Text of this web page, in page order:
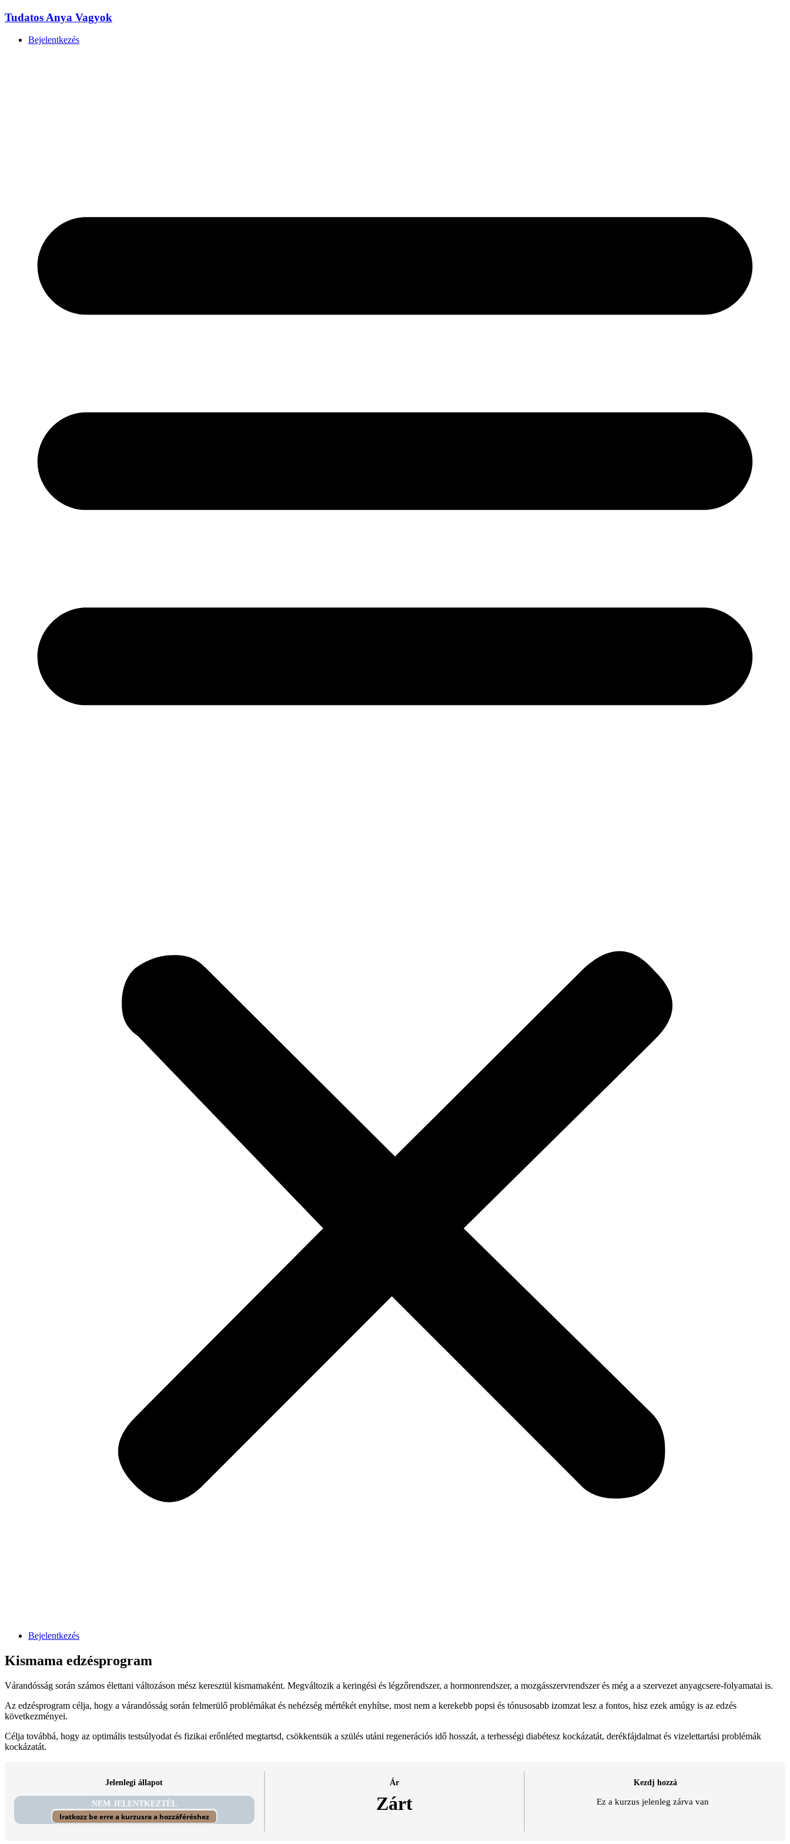
Ugrás
tartalomhoz
Tudatos Anya Vagyok
Bejelentkezés
Bejelentkezés
Kismama edzésprogram
Várandósság során számos élettani változáson mész keresztül kismamaként. Megváltozik a keringési és légzőrendszer, a hormonrendszer, a mozgásszervrendszer és még a a szervezet anyagcsere-folyamatai is.
Az edzésprogram célja, hogy a várandósság során felmerülő problémákat és nehézség mértékét enyhítse, most nem a kerekebb popsi és tónusosabb izomzat lesz a fontos, hisz ezek amúgy is az edzés
következményei.
Célja továbbá, hogy az optimális testsúlyodat és fizikai erőnléted megtartsd, csökkentsük a szülés utáni regenerációs idő hosszát, a terhességi diabétesz kockázatát, derékfájdalmat és vizelettartási problémák
kockázatát.
Jelenlegi állapot
NEM JELENTKEZTÉL
Iratkozz be erre a kurzusra a hozzáféréshez
Ár
Zárt
Kezdj hozzá
Ez a kurzus jelenleg zárva van